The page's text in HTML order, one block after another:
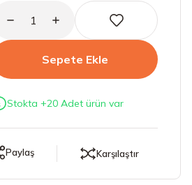
Sepete Ekle
Stokta +20 Adet ürün var
Paylaş Karşılaştır